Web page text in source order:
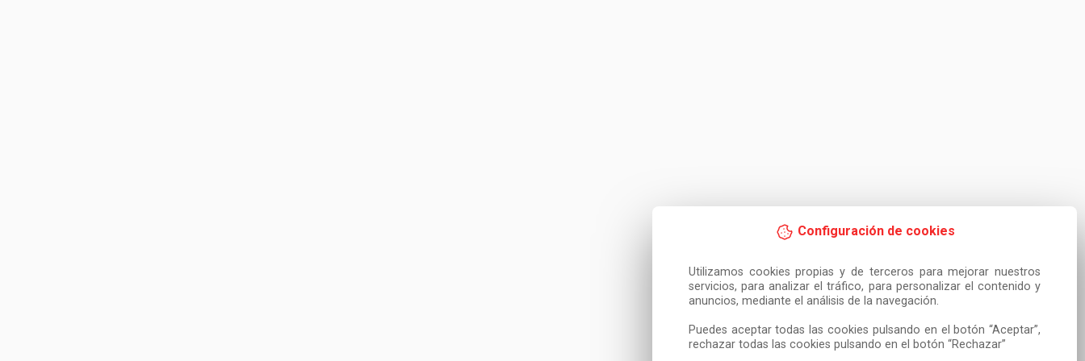
Configuración de cookies
Utilizamos cookies propias y de terceros para mejorar nuestros
servicios, para analizar el tráfico, para personalizar el contenido y
anuncios, mediante el análisis de la navegación.
Puedes aceptar todas las cookies pulsando en el botón “Aceptar”,
rechazar todas las cookies pulsando en el botón “Rechazar”